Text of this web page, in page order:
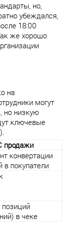
но,
убеждался,
18:00
же хорошо
на
могут
но низкую
ключевые
продажи
конвертации
в покупатели
позиций
в чеке